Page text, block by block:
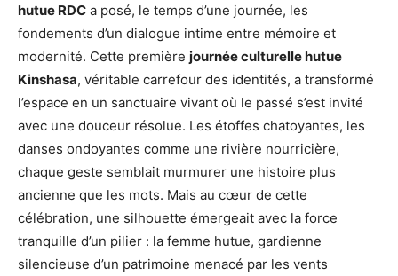
hutue RDC a posé, le temps d’une journée, les
fondements d’un dialogue intime entre mémoire et
modernité. Cette première journée culturelle hutue
Kinshasa, véritable carrefour des identités, a transformé
l’espace en un sanctuaire vivant où le passé s’est invité
avec une douceur résolue. Les étoffes chatoyantes, les
danses ondoyantes comme une rivière nourricière,
chaque geste semblait murmurer une histoire plus
ancienne que les mots. Mais au cœur de cette
célébration, une silhouette émergeait avec la force
tranquille d’un pilier : la femme hutue, gardienne
silencieuse d’un patrimoine menacé par les vents